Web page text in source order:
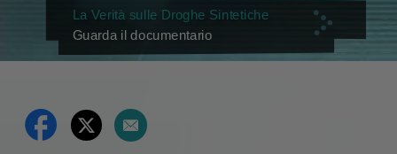
La Verità sulle Droghe Sintetiche
Guarda il documentario